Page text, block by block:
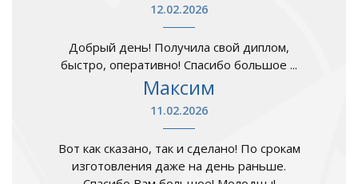
12.02.2026
Добрый день! Получила свой диплом,
быстро, оперативно! Спасибо большое ...
Максим
11.02.2026
Вот как сказано, так и сделано! По срокам
изготовления даже на день раньше.